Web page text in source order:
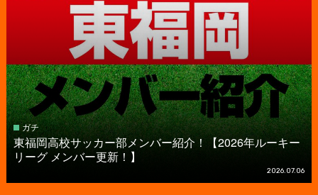
ガチ
東福岡高校サッカー部メンバー紹介！【2026年ルーキー
リーグ メンバー更新！】
2026.07.06